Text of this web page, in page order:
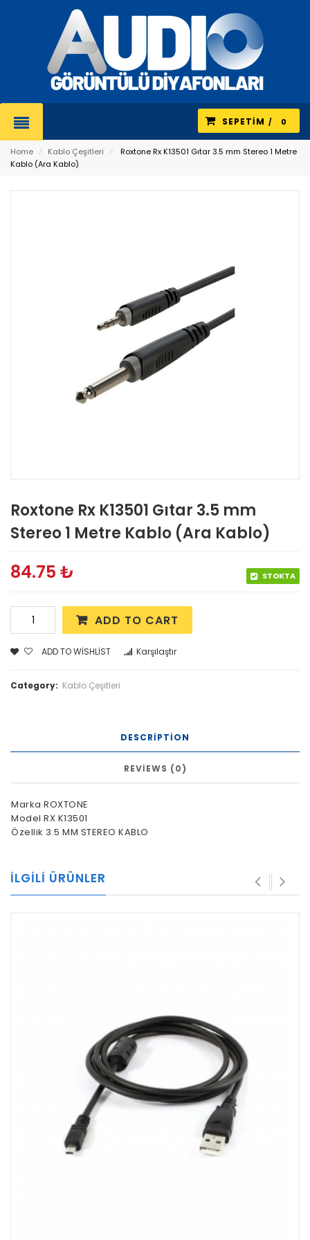
SEPETIM 0
Home ⁄ Kablo Çeşitleri ⁄
Roxtone Rx K13501 Gıtar 3.5 mm Stereo 1 Metre
Kablo (Ara Kablo)
Roxtone Rx K13501 Gıtar 3.5 mm
Stereo 1 Metre Kablo (Ara Kablo)
84.75 ₺ STOKTA
ADD TO CART
ADD TO WISHLIST Karşılaştır
Category: Kablo Çeşitleri
DESCRIPTION
REVIEWS (0)
Marka ROXTONE
Model RX K13501
Özellik 3.5 MM STEREO KABLO
İLGILI ÜRÜNLER